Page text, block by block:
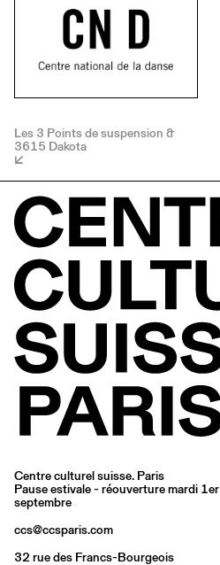
Les 3 Points de suspension &
3615 Dakota
Centre culturel suisse. Paris
Pause estivale - réouverture mardi 1er
septembre
ccs@ccsparis.com
32 rue des Francs-Bourgeois